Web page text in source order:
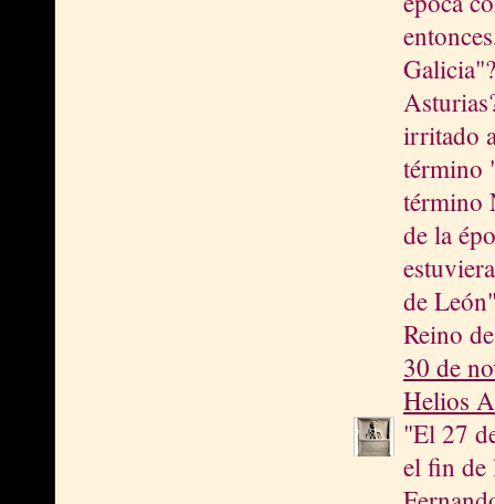
irritado
término
término
de la
de
Reino
30 de
Helios
"El 27
el fin de